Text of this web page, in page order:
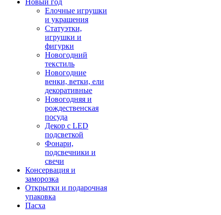
Новый год
Елочные игрушки
и украшения
Статуэтки,
игрушки и
фигурки
Новогодний
текстиль
Новогодние
венки, ветки, ели
декоративные
Новогодняя и
рождественская
посуда
Декор с LED
подсветкой
Фонари,
подсвечники и
свечи
Консервация и
заморозка
Открытки и подарочная
упаковка
Пасха